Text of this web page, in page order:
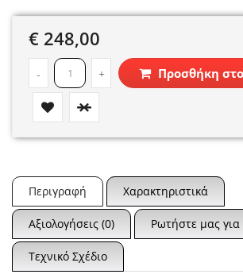
€ 248,00
- + Προσθήκη
Περιγραφή Χαρακτηριστικά
Αξιολογήσεις (0) Ρωτήστε μας για
Τεχνικό Σχέδιο